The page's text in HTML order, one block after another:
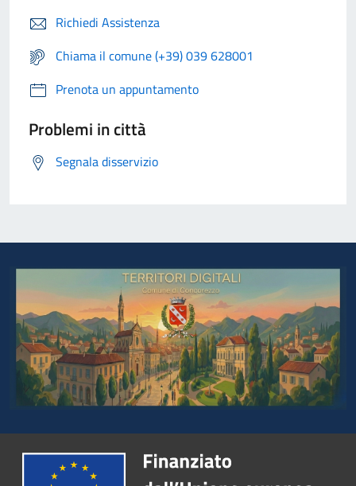
Richiedi Assistenza
Chiama il comune (+39) 039 628001
Prenota un appuntamento
Problemi in città
Segnala disservizio